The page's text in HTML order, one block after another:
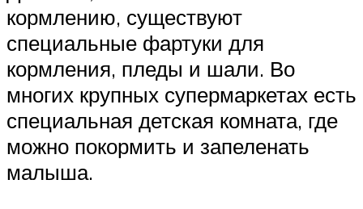
кормлению, существуют
специальные фартуки для
кормления, пледы и шали. Во
многих крупных супермаркетах есть
специальная детская комната, где
можно покормить и запеленать
малыша.